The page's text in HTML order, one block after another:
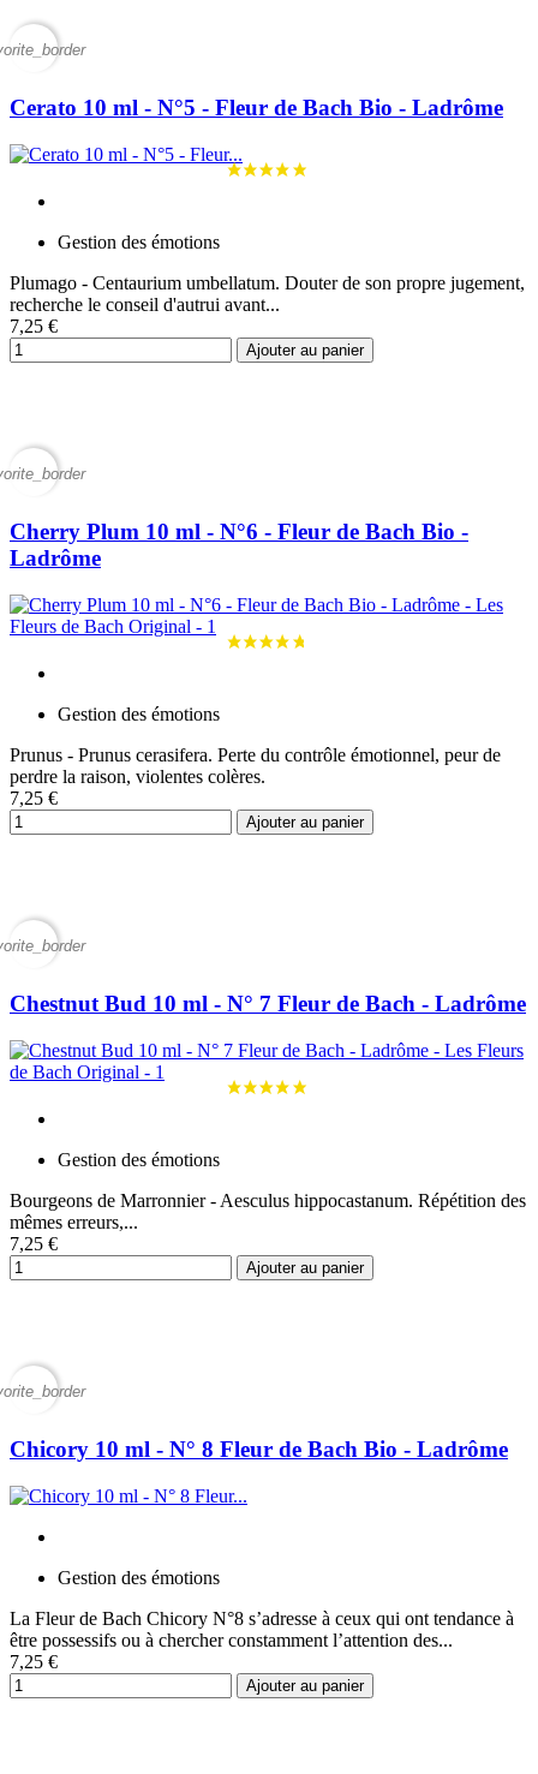
Cerato 10 ml - N°5 - Fleur de Bach Bio - Ladrôme
Gestion des émotions
Plumago - Centaurium umbellatum. Douter de son propre jugement,
recherche le conseil d'autrui avant...
7,25 €
Ajouter au panier
Cherry Plum 10 ml - N°6 - Fleur de Bach Bio -
Ladrôme
Gestion des émotions
Prunus - Prunus cerasifera. Perte du contrôle émotionnel, peur de
perdre la raison, violentes colères.
7,25 €
Ajouter au panier
Chestnut Bud 10 ml - N° 7 Fleur de Bach - Ladrôme
Gestion des émotions
Bourgeons de Marronnier - Aesculus hippocastanum. Répétition des
mêmes erreurs,...
7,25 €
Ajouter au panier
Chicory 10 ml - N° 8 Fleur de Bach Bio - Ladrôme
Gestion des émotions
La Fleur de Bach Chicory N°8 s’adresse à ceux qui ont tendance à
être possessifs ou à chercher constamment l’attention des...
7,25 €
Ajouter au panier